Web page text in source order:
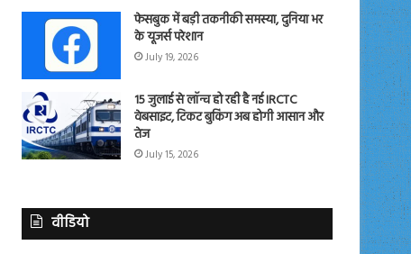
फेसबुक में बड़ी तकनीकी समस्या, दुनिया भर
के यूजर्स परेशान
July 19, 2026
15 जुलाई से लॉन्च हो रही है नई IRCTC
वेबसाइट, टिकट बुकिंग अब होगी आसान और
तेज
July 15, 2026
वीडियो